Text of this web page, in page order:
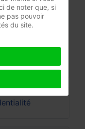
für den 3. und
de noter que, si
pas pouvoir
du site.